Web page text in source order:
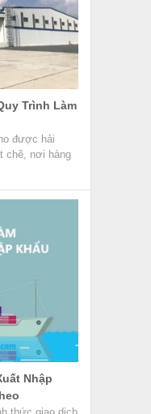
Trình Làm
được hải
chẽ, nơi hàng
Nhập